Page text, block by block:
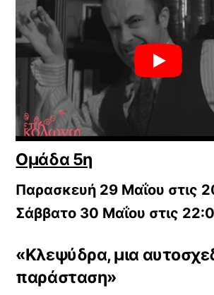
Ομάδα 5η
Παρασκευή 29 Μαΐου στις
Σάββατο 30 Μαΐου στις
«Κλεψύδρα, μια
παράσταση»